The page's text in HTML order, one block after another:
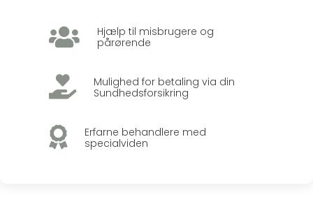

Hjælp til misbrugere og
pårørende

Mulighed for betaling via din
Sundhedsforsikring

Erfarne behandlere med
specialviden